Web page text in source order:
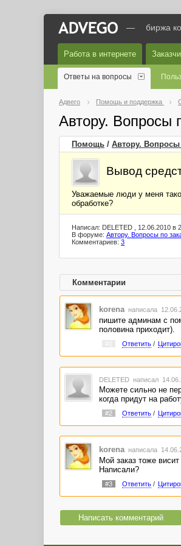
— биржа
Работа в интернете
Ответы на вопросы
Адвего Помощь и поддержка
Автору. Вопросы
Помощь / Автору. Вопросы
Вывод
Уважаемые люди у меня
обработке?
Написал: DELETED , 12.06.2010 в
В форуме: Автору. Вопросы по
Комментариев: 3
Комментарии
korena написала
пишите админам с
половина приходит).
Ответить/
DELETED написал
Можете сильно не
когда придут на
#2 Ответить/
korena написала
Мой заказ тоже
Написали?
#3 Ответить/
Написать комментарий